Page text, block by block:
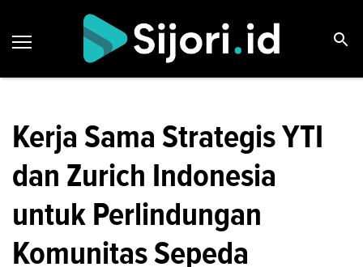
Kerja Sama Strategis YTI
dan Zurich Indonesia
untuk Perlindungan
Komunitas Sepeda